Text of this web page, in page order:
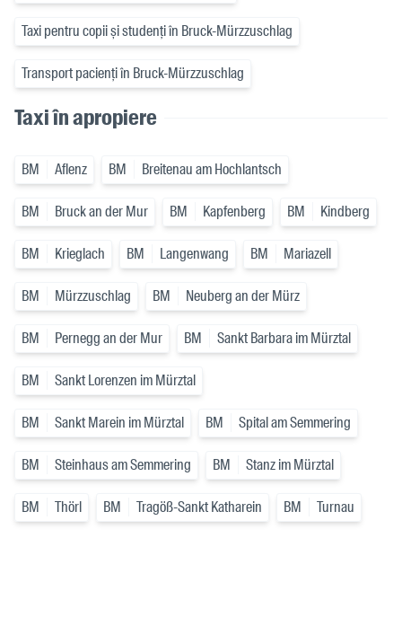
Taxi pentru copii și studenți în Bruck-Mürzzuschlag
Transport pacienți în Bruck-Mürzzuschlag
Taxi în apropiere
BM Aflenz BM Breitenau am Hochlantsch
BM Bruck an der Mur BM Kapfenberg BM Kindberg
BM Krieglach BM Langenwang BM Mariazell
BM Mürzzuschlag BM Neuberg an der Mürz
BM Pernegg an der Mur BM Sankt Barbara im Mürztal
BM Sankt Lorenzen im Mürztal
BM Sankt Marein im Mürztal BM Spital am Semmering
BM Steinhaus am Semmering BM Stanz im Mürztal
BM Thörl BM Tragöß-Sankt Katharein BM Turnau